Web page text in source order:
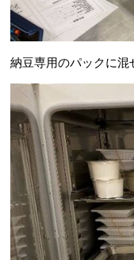
納豆専用のパックに混